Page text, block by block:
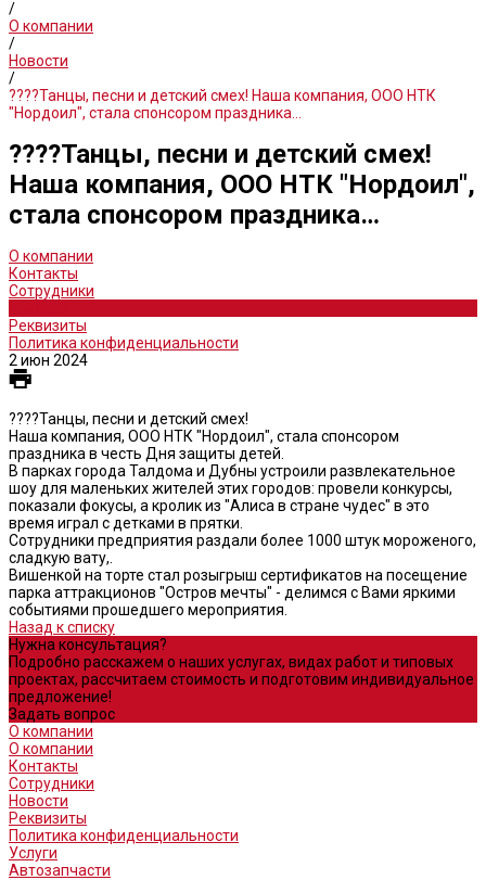
/
О компании
/
Новости
/
????Танцы, песни и детский смех! Наша компания, ООО НТК
"Нордоил", стала спонсором праздника…
????Танцы, песни и детский смех!
Наша компания, ООО НТК "Нордоил",
стала спонсором праздника…
О компании
Контакты
Сотрудники
Реквизиты
Политика конфиденциальности
2 июн 2024
????Танцы, песни и детский смех!
Наша компания, ООО НТК "Нордоил", стала спонсором
праздника в честь Дня защиты детей.
В парках города Талдома и Дубны устроили развлекательное
шоу для маленьких жителей этих городов: провели конкурсы,
показали фокусы, а кролик из "Алиса в стране чудес" в это
время играл с детками в прятки.
Сотрудники предприятия раздали более 1000 штук мороженого,
сладкую вату,.
Вишенкой на торте стал розыгрыш сертификатов на посещение
парка аттракционов "Остров мечты" - делимся с Вами яркими
событиями прошедшего мероприятия.
Назад к списку
Нужна консультация?
Подробно расскажем о наших услугах, видах работ и типовых
проектах, рассчитаем стоимость и подготовим индивидуальное
предложение!
Задать вопрос
О компании
О компании
Контакты
Сотрудники
Новости
Реквизиты
Политика конфиденциальности
Услуги
Автозапчасти